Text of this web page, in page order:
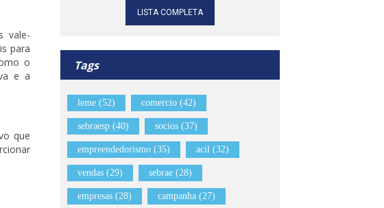
vale-
para
o
e a
que
LISTA COMPLETA
Tags
leme (52) comercio (42)
sebraesp (40) socios (37)
empreendedorismo (35) acil (32)
vendas (29) sebrae (28)
empresas (28) campanha (27)